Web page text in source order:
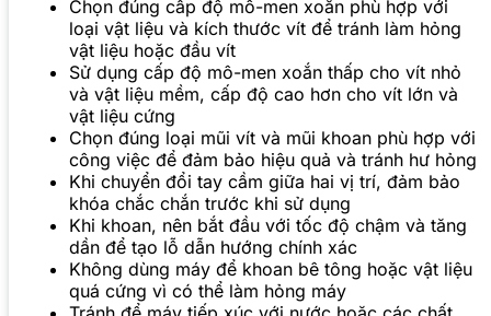
Chọn đúng cấp độ mô-men xoắn phù hợp với
loại vật liệu và kích thước vít để tránh làm hỏng
vật liệu hoặc đầu vít
Sử dụng cấp độ mô-men xoắn thấp cho vít nhỏ
và vật liệu mềm, cấp độ cao hơn cho vít lớn và
vật liệu cứng
Chọn đúng loại mũi vít và mũi khoan phù hợp với
công việc để đảm bảo hiệu quả và tránh hư hỏng
Khi chuyển đổi tay cầm giữa hai vị trí, đảm bảo
khóa chắc chắn trước khi sử dụng
Khi khoan, nên bắt đầu với tốc độ chậm và tăng
dần để tạo lỗ dẫn hướng chính xác
Không dùng máy để khoan bê tông hoặc vật liệu
quá cứng vì có thể làm hỏng máy